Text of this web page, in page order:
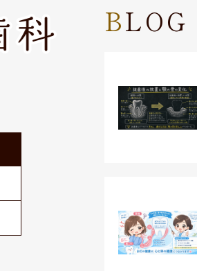
BLOG